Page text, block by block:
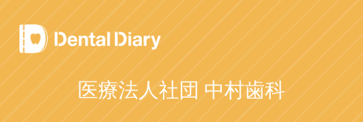
Skip
to
content
医療法人社団 中村歯科